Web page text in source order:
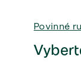
Povinné